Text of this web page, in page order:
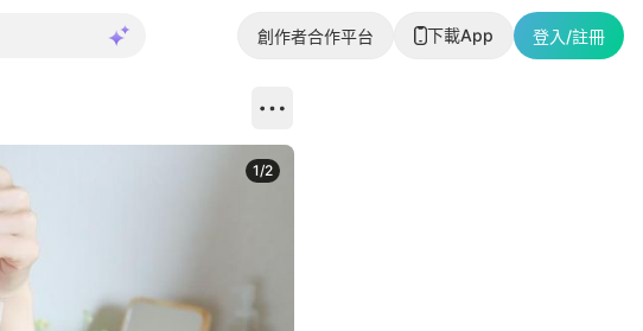
創作者合作平台 下載App 登入/註冊
1/2